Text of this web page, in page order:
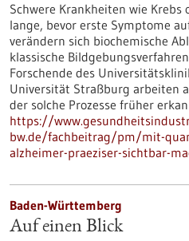
Schwere Krankheiten wie
lange, bevor erste Symptome
verändern sich biochemische
klassische
Forschende des
Universität Straßburg arbeiten
der solche Prozesse früher
https://
bw.de/fachbeitrag/pm/mit-
alzheimer-praeziser-sichtbar-
Baden-Württemberg
Auf einen Blick